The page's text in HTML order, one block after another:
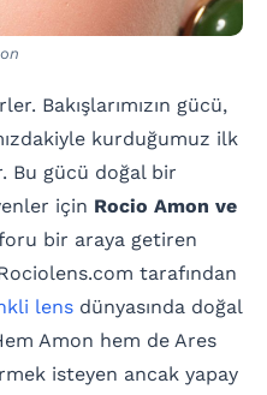
Bakışlarımızın gücü,
kurduğumuz ilk
Bu gücü doğal bir
için Rocio Amon ve
bir araya getiren
tarafından
lens dünyasında doğal
Amon hem de Ares
isteyen ancak yapay